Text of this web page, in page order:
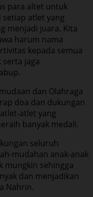
para altet untuk
atlet yang
menjadi juara. Kita
harum nama
kepada semua
jaga
dan Olahraga
doa dan dukungan
atlet yang
banyak medali.
seluruh
mudahan anak-anak
mungkin sehingga
dan menjadikan
Nahrin.